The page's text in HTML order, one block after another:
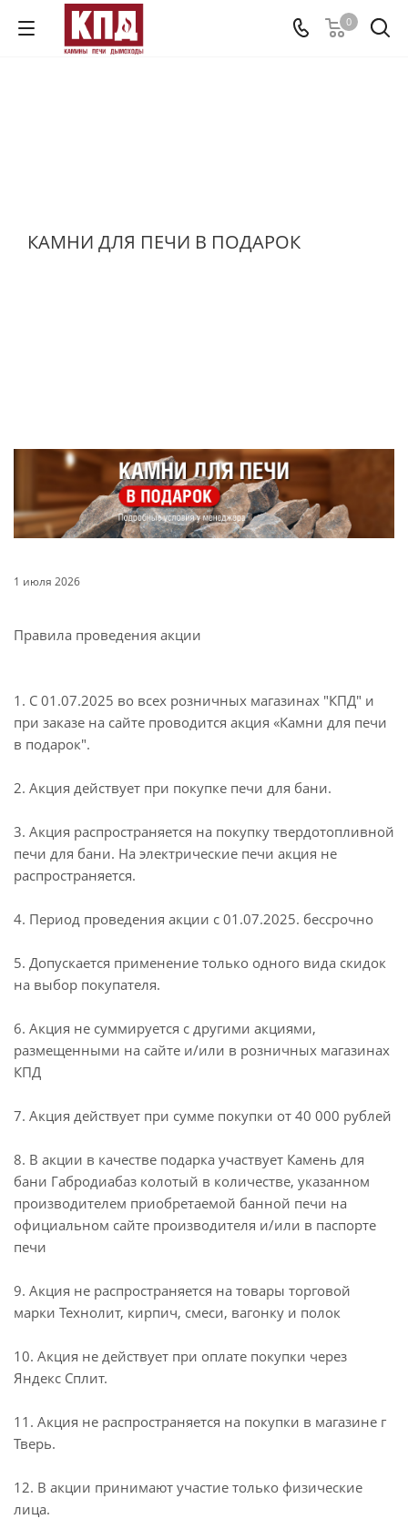
0
КАМНИ ДЛЯ ПЕЧИ В ПОДАРОК
1 июля 2026
Правила проведения акции
1. С 01.07.2025 во всех розничных магазинах "КПД" и
при заказе на сайте проводится акция «Камни для печи
в подарок".
2. Акция действует при покупке печи для бани.
3. Акция распространяется на покупку твердотопливной
печи для бани. На электрические печи акция не
распространяется.
4. Период проведения акции с 01.07.2025. бессрочно
5. Допускается применение только одного вида скидок
на выбор покупателя.
6. Акция не суммируется с другими акциями,
размещенными на сайте и/или в розничных магазинах
КПД
7. Акция действует при сумме покупки от 40 000 рублей
8. В акции в качестве подарка участвует Камень для
бани Габродиабаз колотый в количестве, указанном
производителем приобретаемой банной печи на
официальном сайте производителя и/или в паспорте
печи
9. Акция не распространяется на товары торговой
марки Технолит, кирпич, смеси, вагонку и полок
10. Акция не действует при оплате покупки через
Яндекс Сплит.
11. Акция не распространяется на покупки в магазине г
Тверь.
12. В акции принимают участие только физические
лица.